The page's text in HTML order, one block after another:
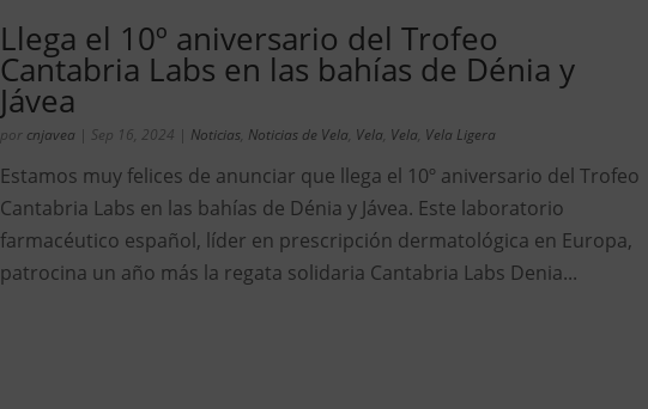
Llega el 10º aniversario del Trofeo
Cantabria Labs en las bahías de Dénia y
Jávea
por cnjavea | Sep 16, 2024 | Noticias Noticias de Vela Vela Vela Vela Ligera
Estamos muy felices de anunciar que llega el 10º aniversario del Trofeo
Cantabria Labs en las bahías de Dénia y Jávea. Este laboratorio
farmacéutico español, líder en prescripción dermatológica en Europa,
patrocina un año más la regata solidaria Cantabria Labs Denia...